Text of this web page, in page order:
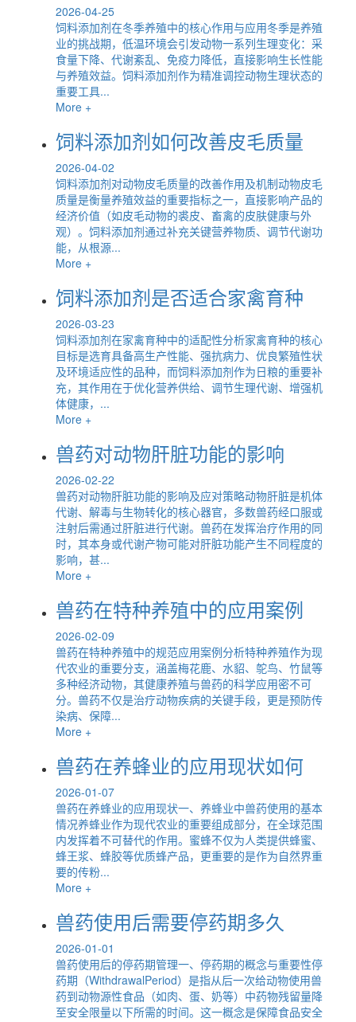
2026-04-25
饲料添加剂在冬季养殖中的核心作用与应用冬季是养殖
业的挑战期，低温环境会引发动物一系列生理变化：采
食量下降、代谢紊乱、免疫力降低，直接影响生长性能
与养殖效益。饲料添加剂作为精准调控动物生理状态的
重要工具...
More +
饲料添加剂如何改善皮毛质量
2026-04-02
饲料添加剂对动物皮毛质量的改善作用及机制动物皮毛
质量是衡量养殖效益的重要指标之一，直接影响产品的
经济价值（如皮毛动物的裘皮、畜禽的皮肤健康与外
观）。饲料添加剂通过补充关键营养物质、调节代谢功
能，从根源...
More +
饲料添加剂是否适合家禽育种
2026-03-23
饲料添加剂在家禽育种中的适配性分析家禽育种的核心
目标是选育具备高生产性能、强抗病力、优良繁殖性状
及环境适应性的品种，而饲料添加剂作为日粮的重要补
充，其作用在于优化营养供给、调节生理代谢、增强机
体健康，...
More +
兽药对动物肝脏功能的影响
2026-02-22
兽药对动物肝脏功能的影响及应对策略动物肝脏是机体
代谢、解毒与生物转化的核心器官，多数兽药经口服或
注射后需通过肝脏进行代谢。兽药在发挥治疗作用的同
时，其本身或代谢产物可能对肝脏功能产生不同程度的
影响，甚...
More +
兽药在特种养殖中的应用案例
2026-02-09
兽药在特种养殖中的规范应用案例分析特种养殖作为现
代农业的重要分支，涵盖梅花鹿、水貂、鸵鸟、竹鼠等
多种经济动物，其健康养殖与兽药的科学应用密不可
分。兽药不仅是治疗动物疾病的关键手段，更是预防传
染病、保障...
More +
兽药在养蜂业的应用现状如何
2026-01-07
兽药在养蜂业的应用现状一、养蜂业中兽药使用的基本
情况养蜂业作为现代农业的重要组成部分，在全球范围
内发挥着不可替代的作用。蜜蜂不仅为人类提供蜂蜜、
蜂王浆、蜂胶等优质蜂产品，更重要的是作为自然界重
要的传粉...
More +
兽药使用后需要停药期多久
2026-01-01
兽药使用后的停药期管理一、停药期的概念与重要性停
药期（WithdrawalPeriod）是指从后一次给动物使用兽
药到动物源性食品（如肉、蛋、奶等）中药物残留量降
至安全限量以下所需的时间。这一概念是保障食品安全